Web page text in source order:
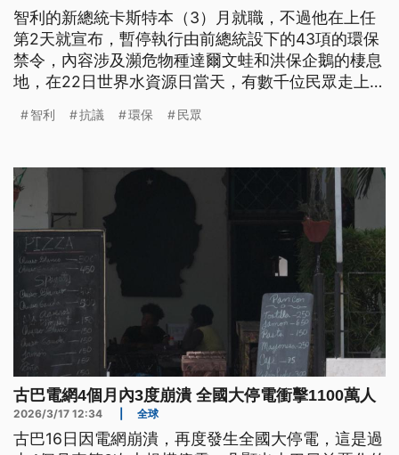
智利的新總統卡斯特本（3）月就職，不過他在上任
第2天就宣布，暫停執行由前總統設下的43項的環保
禁令，內容涉及瀕危物種達爾文蛙和洪保企鵝的棲息
地，在22日世界水資源日當天，有數千位民眾走上街
智利 抗議 環保 民眾
古巴電網4個月內3度崩潰 全國大停電衝擊1100萬人
2026/3/17 12:34 全球
古巴16日因電網崩潰，再度發生全國大停電，這是過